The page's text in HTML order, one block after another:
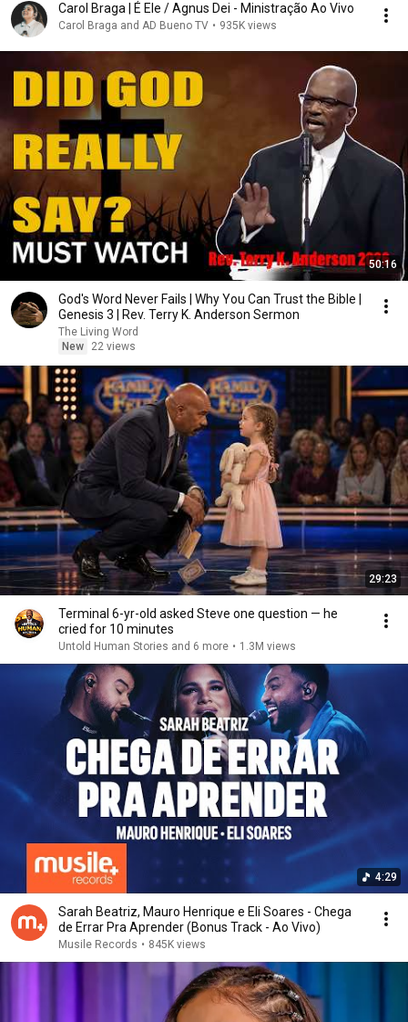
Carol Braga | É Ele / Agnus Dei - Ministração Ao Vivo
Carol Braga and AD Bueno TV • 935K views
50:16
God's Word Never Fails | Why You Can Trust the Bible |
Genesis 3 | Rev. Terry K. Anderson Sermon
The Living Word
New
22 views
29:23
Terminal 6-yr-old asked Steve one question — he
cried for 10 minutes
Untold Human Stories and 6 more • 1.3M views
4:29
Sarah Beatriz, Mauro Henrique e Eli Soares - Chega
de Errar Pra Aprender (Bonus Track - Ao Vivo)
Musile Records • 845K views